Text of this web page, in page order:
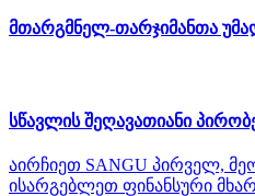
მთარგმნელ-თარჯიმანთა
სწავლის შეღავათიანი
აირჩიეთ SANGU პირველ,
ისარგებლეთ ფინანსური